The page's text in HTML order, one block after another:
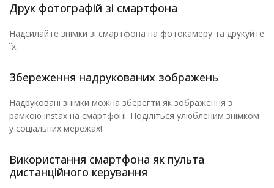
Друк фотографій зі смартфона
Надсилайте знімки зі смартфона на фотокамеру та друкуйте
їх.
Збереження надрукованих зображень
Надруковані знімки можна зберегти як зображення з
рамкою instax на смартфоні. Поділіться улюбленим знімком
у соціальних мережах!
Використання смартфона як пульта
дистанційного керування